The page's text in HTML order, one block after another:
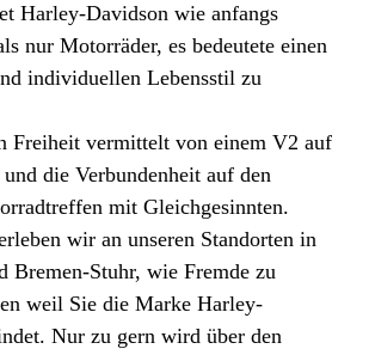
Harley-Davidson wie anfangs
nur Motorräder, es bedeutete einen
individuellen Lebensstil zu
Freiheit vermittelt von einem V2 auf
die Verbundenheit auf den
mit Gleichgesinnten.
wir an unseren Standorten in
Bremen-Stuhr, wie Fremde zu
weil Sie die Marke Harley-
Nur zu gern wird über den